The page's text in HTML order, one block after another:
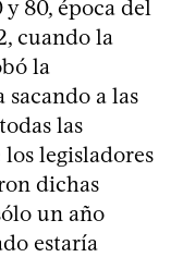
y 80, época del
cuando la
la
a las
las
legisladores
dichas
un año
estaría